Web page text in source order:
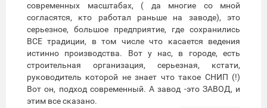
современных масштабах, ( да многие со мной
согласятся, кто работал раньше на заводе), это
серьезное, большое предприятие, где сохранились
ВСЕ традиции, в том числе что касается ведения
истинно производства. Вот у нас, в городе, есть
строительная организация, серьезная, кстати,
руководитель которой не знает что такое СНИП (!)
Вот он, подход современный. А завод -это ЗАВОД, и
этим все сказано.